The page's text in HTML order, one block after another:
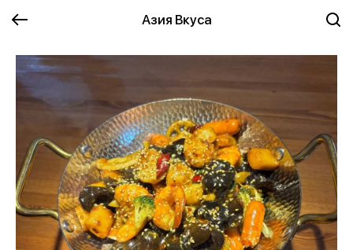
Азия Вкуса